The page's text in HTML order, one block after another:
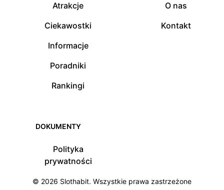
Atrakcje
Ciekawostki
Informacje
Poradniki
Rankingi
O nas
Kontakt
DOKUMENTY
Polityka
prywatności
© 2026 Slothabit. Wszystkie prawa zastrzeżone